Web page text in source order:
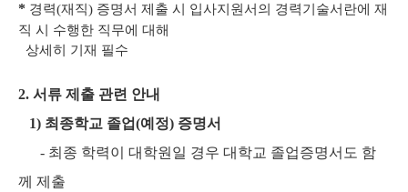
* 경력(재직) 증명서 제출 시 입사지원서의 경력기술서란에 재
직 시 수행한 직무에 대해
상세히 기재 필수
2. 서류 제출 관련 안내
1) 최종학교 졸업(예정) 증명서
- 최종 학력이 대학원일 경우 대학교 졸업증명서도 함
께 제출